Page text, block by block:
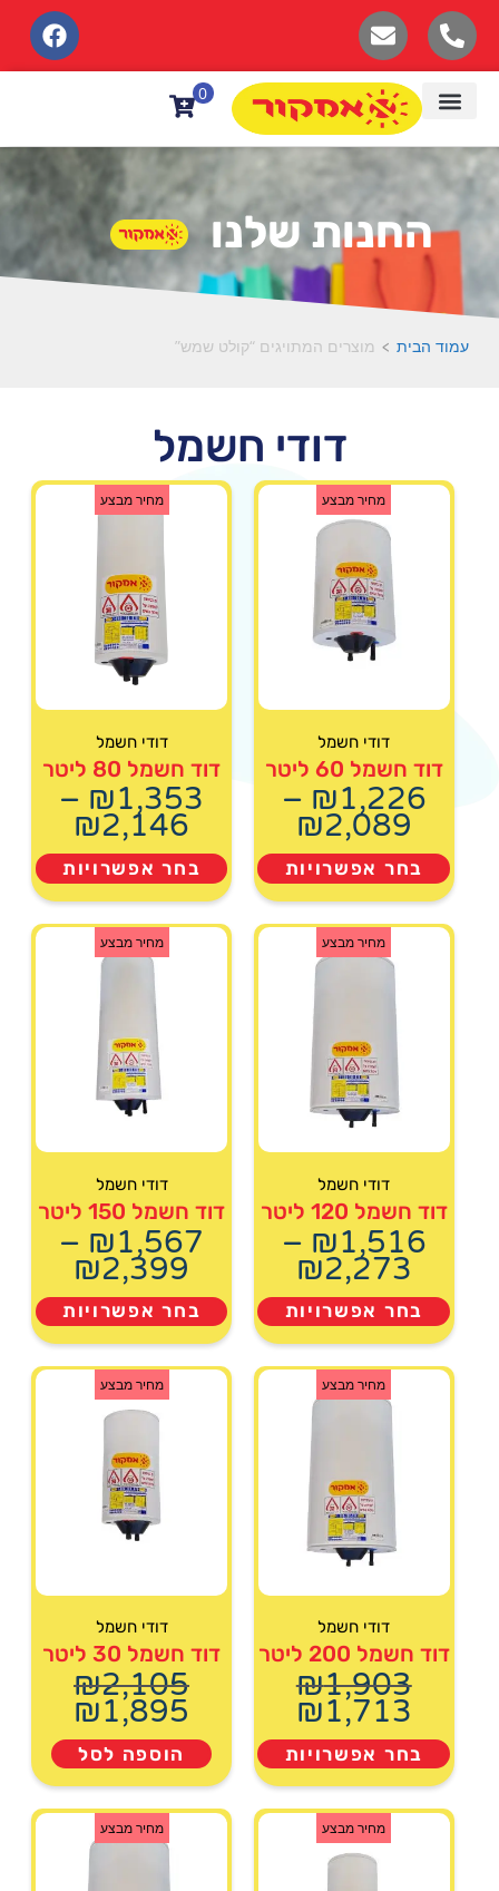
לתוכן
0
החנות שלנו
עמוד הבית > מוצרים המתויגים “קולט שמש”
דודי חשמל
מחיר מבצע
דודי חשמל
דוד חשמל 60 ליטר
₪1,226
–
₪2,089
בחר אפשרויות
מחיר מבצע
דודי חשמל
דוד חשמל 80 ליטר
₪1,353
–
₪2,146
בחר אפשרויות
מחיר מבצע
דודי חשמל
דוד חשמל 120 ליטר
₪1,516
–
₪2,273
בחר אפשרויות
מחיר מבצע
דודי חשמל
דוד חשמל 150 ליטר
₪1,567
–
₪2,399
בחר אפשרויות
מחיר מבצע
דודי חשמל
דוד חשמל 200 ליטר
₪1,903
₪1,713
בחר אפשרויות
מחיר מבצע
דודי חשמל
דוד חשמל 30 ליטר
₪2,105
₪1,895
הוספה לסל
מחיר מבצע מחיר מבצע